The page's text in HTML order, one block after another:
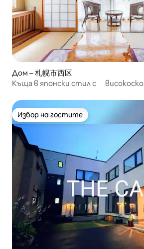
Дом – 札幌市西区
Къща в японски стил с
Избор на гостите
Избор на гостите